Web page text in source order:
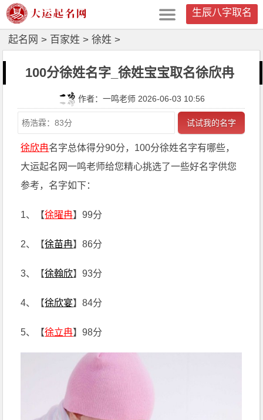
生辰八字取名
起名网 > 百家姓 >徐姓 >
100分徐姓名字_徐姓宝宝取名徐欣冉
作者：一鸣老师 2026-06-03 10:56
试试我的名字
徐欣冉名字总体得分90分，100分徐姓名字有哪些，
大运起名网一鸣老师给您精心挑选了一些好名字供您
参考，名字如下：
1、【徐曜冉】99分
2、【徐苗冉】86分
3、【徐翰欣】93分
4、【徐欣宴】84分
5、【徐立冉】98分